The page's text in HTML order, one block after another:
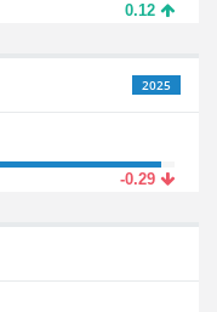
0.12
2025
-0.29